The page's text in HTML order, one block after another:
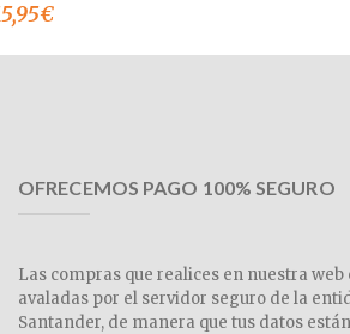
€
OFRECEMOS PAGO 100% SEGURO
Las compras que realices en nuestra
avaladas por el servidor seguro de la
Santander, de manera que tus datos